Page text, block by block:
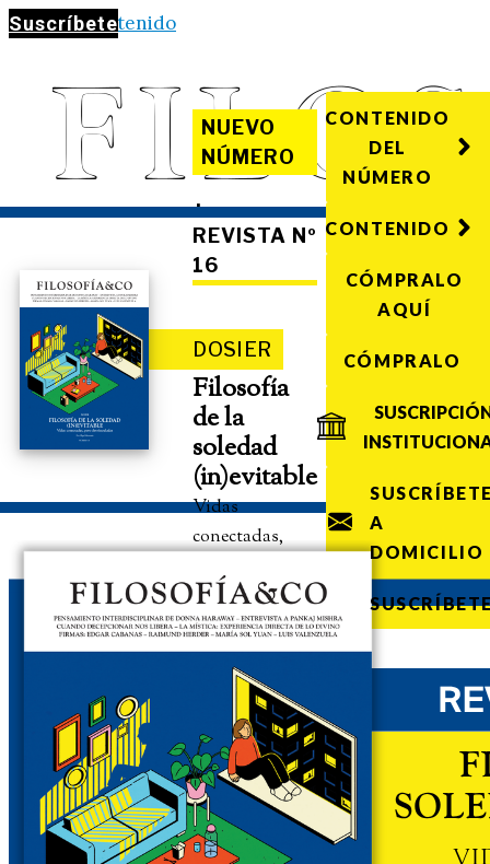
Suscríbete
Saltar al contenido
NUEVO
NÚMERO
·
REVISTA Nº
16
DOSIER
Filosofía
de la
soledad
(in)evitable
Vidas
conectadas,
desvinculadas
CONTENIDO
DEL
NÚMERO
CONTENIDO
CÓMPRALO
AQUÍ
CÓMPRALO
A
DOMICILIO